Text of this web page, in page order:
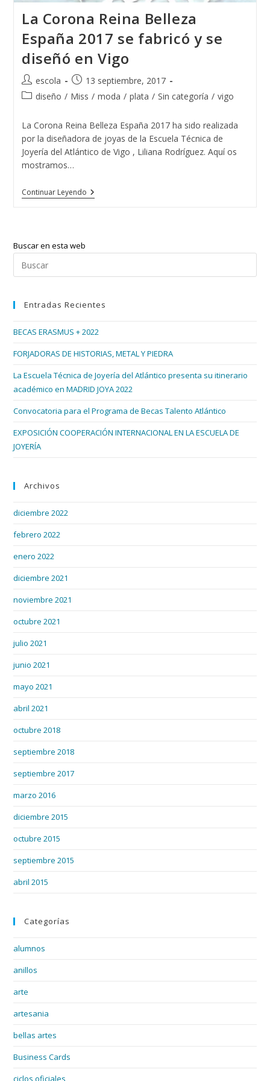
La Corona Reina Belleza
España 2017 se fabricó y se
diseñó en Vigo
Autor
de
escola
Publicación
de
13 septiembre, 2017
Categoría
la
entrada:
diseño / Miss / moda / plata / Sin categoría / vigo
La Corona Reina Belleza España 2017 ha sido realizada
por la diseñadora de joyas de la Escuela Técnica de
Joyería del Atlántico de Vigo , Liliana Rodríguez. Aquí os
mostramos…
Continuar LeyendoLa
Corona
Se
Se
Vigo
Buscar en esta web
Entradas Recientes
BECAS ERASMUS + 2022
FORJADORAS DE HISTORIAS, METAL Y PIEDRA
La Escuela Técnica de Joyería del Atlántico presenta su itinerario
académico en MADRID JOYA 2022
Convocatoria para el Programa de Becas Talento Atlántico
EXPOSICIÓN COOPERACIÓN INTERNACIONAL EN LA ESCUELA DE
JOYERÍA
Archivos
diciembre 2022
febrero 2022
enero 2022
diciembre 2021
noviembre 2021
octubre 2021
julio 2021
junio 2021
mayo 2021
abril 2021
octubre 2018
septiembre 2018
septiembre 2017
marzo 2016
diciembre 2015
octubre 2015
septiembre 2015
abril 2015
Categorías
alumnos
anillos
arte
artesania
bellas artes
Business Cards
ciclos oficiales